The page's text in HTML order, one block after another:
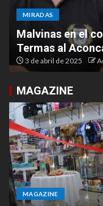
MIRADAS
Malvinas en el
Termas al
3 de abril de 2025
MAGAZINE
MAGAZINE